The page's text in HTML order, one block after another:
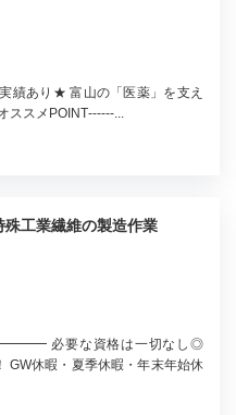
績あり★ 富山の「医薬」を支え
スメPOINT‐‐‐‐‐‐...
殊工業繊維の製造作業
要な資格は一切なし◎
GW休暇・夏季休暇・年末年始休